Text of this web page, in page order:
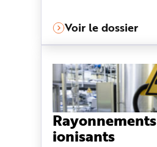
Voir le dossier
Rayonnements
ionisants